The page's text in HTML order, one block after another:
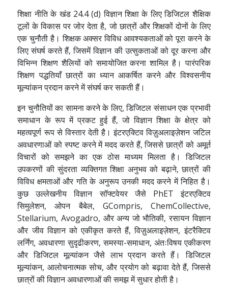
शिक्षा नीति के खंड 24.4 (d) विज्ञान शिक्षा के लिए डिजिटल शैक्षिक
टूलों के विकास पर जोर देता है, जो छात्रों और शिक्षकों दोनों के लिए
एक चुनौती है। शिक्षक अक्सर विविध आवश्यकताओं को पूरा करने के
लिए संघर्ष करते हैं, जिसमें विज्ञान की उत्सुकताओं को दूर करना और
विभिन्न शिक्षण शैलियों को समायोजित करना शामिल है। पारंपरिक
शिक्षण पद्धतियाँ छात्रों का ध्यान आकर्षित करने और विश्वसनीय
मूल्यांकन प्रदान करने में संघर्ष कर सकती हैं।
इन चुनौतियों का सामना करने के लिए, डिजिटल संसाधन एक प्रभावी
समाधान के रूप में प्रकट हुई हैं, जो विज्ञान शिक्षा के क्षेत्र को
महत्वपूर्ण रूप से विस्तार देती है। इंटरएक्टिव विज़ुअलाइज़ेशन जटिल
अवधारणाओं को स्पष्ट करने में मदद करते हैं, जिससे छात्रों को अमूर्त
विचारों को समझने का एक ठोस माध्यम मिलता है। डिजिटल
उपकरणों की सुंदरता व्यक्तिगत शिक्षा अनुभव को बढ़ाने, छात्रों की
विविध क्षमताओं और गति के अनुरूप उनकी मदद करने में निहित है।
कुछ उल्लेखनीय विज्ञान सॉफ्टवेयर जैसे PhET इंटरएक्टिव
सिमुलेशन, ओपन बैबेल, GCompris, ChemCollective,
Stellarium, Avogadro, और अन्य जो भौतिकी, रसायन विज्ञान
और जीव विज्ञान को एकीकृत करते हैं, विज़ुअलाइज़ेशन, इंटरैक्टिव
लर्निंग, अवधारणा सुदृढीकरण, समस्या-समाधान, अंतःविषय एकीकरण
और डिजिटल मूल्यांकन जैसे लाभ प्रदान करते हैं। डिजिटल
मूल्यांकन, आलोचनात्मक सोच, और प्रयोग को बढ़ावा देते हैं, जिससे
छात्रों की विज्ञान अवधारणाओं की समझ में सुधार होती है।